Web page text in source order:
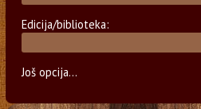
Edicija/biblioteka:
Još opcija...